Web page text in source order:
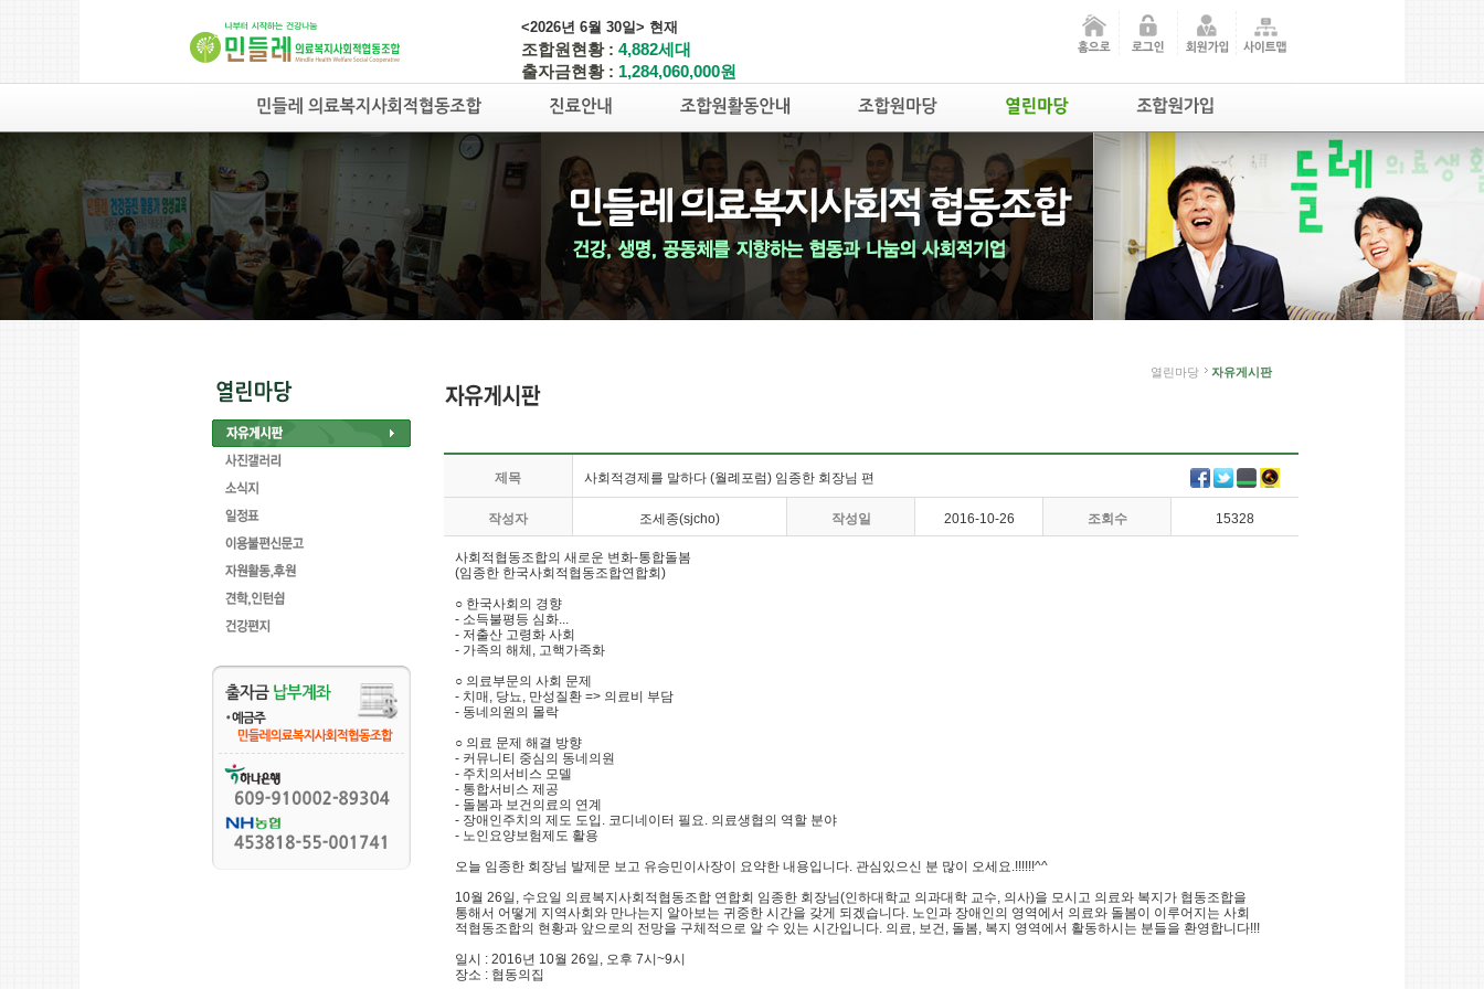
<2026년 6월 30일> 현재
조합원현황 : 4,882세대
출자금현황 : 1,284,060,000원
열린마당 자유게시판
제목 사회적경제를 말하다 (월례포럼) 임종한 회장님 편
작성자 조세종(sjcho) 작성일 2016-10-26 조회수 15328
사회적협동조합의 새로운 변화-통합돌봄
(임종한 한국사회적협동조합연합회)
○ 한국사회의 경향
- 소득불평등 심화...
- 저출산 고령화 사회
- 가족의 해체, 고핵가족화
○ 의료부문의 사회 문제
- 치매, 당뇨, 만성질환 => 의료비 부담
- 동네의원의 몰락
○ 의료 문제 해결 방향
- 커뮤니티 중심의 동네의원
- 주치의서비스 모델
- 통합서비스 제공
- 돌봄과 보건의료의 연계
- 장애인주치의 제도 도입. 코디네이터 필요. 의료생협의 역할 분야
- 노인요양보험제도 활용
오늘 임종한 회장님 발제문 보고 유승민이사장이 요약한 내용입니다. 관심있으신 분 많이 오세요.!!!!!!^^
10월 26일, 수요일 의료복지사회적협동조합 연합회 임종한 회장님(인하대학교 의과대학 교수, 의사)을 모시고 의료와 복지가 협동조합을
통해서 어떻게 지역사회와 만나는지 알아보는 귀중한 시간을 갖게 되겠습니다. 노인과 장애인의 영역에서 의료와 돌봄이 이루어지는 사회
적협동조합의 현황과 앞으로의 전망을 구체적으로 알 수 있는 시간입니다. 의료, 보건, 돌봄, 복지 영역에서 활동하시는 분들을 환영합니다!!!
일시 : 2016년 10월 26일, 오후 7시~9시
장소 : 협동의집